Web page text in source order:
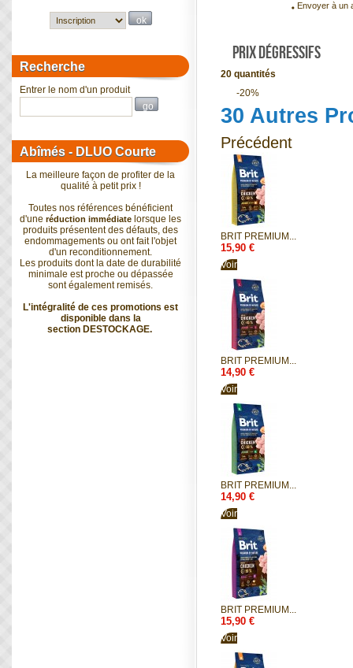
Recherche
Entrer le nom d'un produit
Abîmés - DLUO Courte
La meilleure façon de profiter de la
qualité à petit prix !
Toutes nos références bénéficient
d'une réduction immédiate lorsque les
produits présentent des défauts, des
endommagements ou ont fait l'objet
d'un reconditionnement.
Les produits dont la date de durabilité
minimale est proche ou dépassée
sont également remisés.
L'intégralité de ces promotions est
disponible dans la
section DESTOCKAGE.
Envoyer à un
PRIX DÉGRESSIFS
20 quantités
-20%
30 Autres
Précédent
BRIT PREMIUM...
15,90 €
Voir
BRIT PREMIUM...
14,90 €
Voir
BRIT PREMIUM...
14,90 €
Voir
BRIT PREMIUM...
15,90 €
Voir